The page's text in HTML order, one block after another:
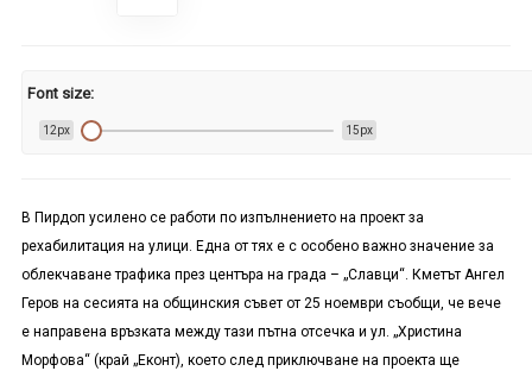
Font size:
12px 15px
В Пирдоп усилено се работи по изпълнението на проект за
рехабилитация на улици. Една от тях е с особено важно значение за
облекчаване трафика през центъра на града – „Славци“. Кметът Ангел
Геров на сесията на общинския съвет от 25 ноември съобщи, че вече
е направена връзката между тази пътна отсечка и ул. „Христина
Морфова“ (край „Еконт), което след приключване на проекта ще